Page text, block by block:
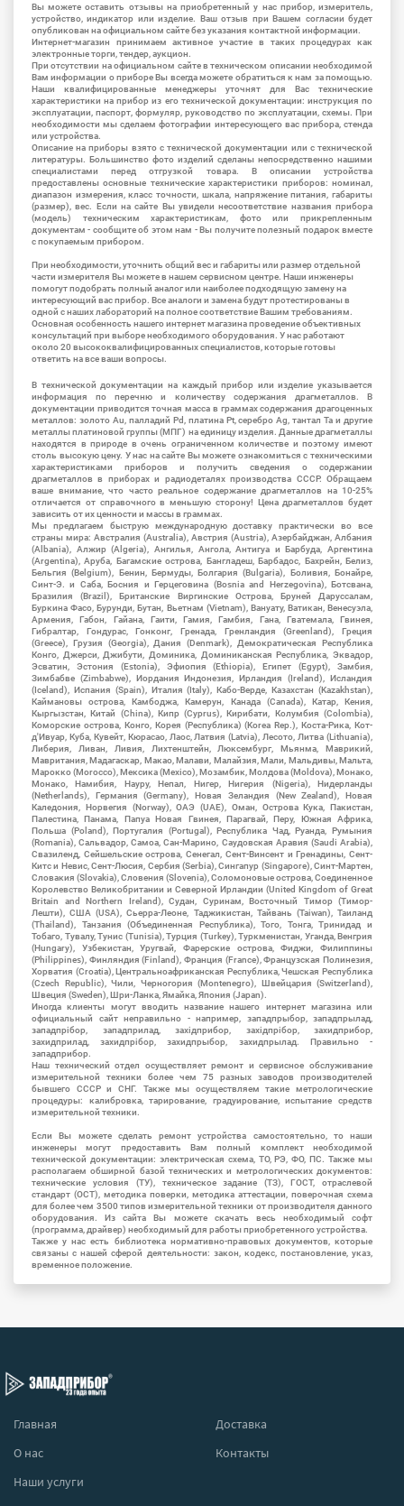
Вы можете оставить отзывы на приобретенный у нас прибор, измеритель,
устройство, индикатор или изделие. Ваш отзыв при Вашем согласии будет
опубликован на официальном сайте без указания контактной информации.
Интернет-магазин принимаем активное участие в таких процедурах как
электронные торги, тендер, аукцион.
При отсутствии на официальном сайте в техническом описании необходимой
Вам информации о приборе Вы всегда можете обратиться к нам за помощью.
Наши квалифицированные менеджеры уточнят для Вас технические
характеристики на прибор из его технической документации: инструкция по
эксплуатации, паспорт, формуляр, руководство по эксплуатации, схемы. При
необходимости мы сделаем фотографии интересующего вас прибора, стенда
или устройства.
Описание на приборы взято с технической документации или с технической
литературы. Большинство фото изделий сделаны непосредственно нашими
специалистами перед отгрузкой товара. В описании устройства
предоставлены основные технические характеристики приборов: номинал,
диапазон измерения, класс точности, шкала, напряжение питания, габариты
(размер), вес. Если на сайте Вы увидели несоответствие названия прибора
(модель) техническим характеристикам, фото или прикрепленным
документам - сообщите об этом нам - Вы получите полезный подарок вместе
с покупаемым прибором.
При необходимости, уточнить общий вес и габариты или размер отдельной
части измерителя Вы можете в нашем сервисном центре. Наши инженеры
помогут подобрать полный аналог или наиболее подходящую замену на
интересующий вас прибор. Все аналоги и замена будут протестированы в
одной с наших лабораторий на полное соответствие Вашим требованиям.
Основная особенность нашего интернет магазина проведение объективных
консультаций при выборе необходимого оборудования. У нас работают
около 20 высококвалифицированных специалистов, которые готовы
ответить на все ваши вопросы.
В технической документации на каждый прибор или изделие указывается
информация по перечню и количеству содержания драгметаллов. В
документации приводится точная масса в граммах содержания драгоценных
металлов: золото Au, палладий Pd, платина Pt, серебро Ag, тантал Ta и другие
металлы платиновой группы (МПГ) на единицу изделия. Данные драгметаллы
находятся в природе в очень ограниченном количестве и поэтому имеют
столь высокую цену. У нас на сайте Вы можете ознакомиться с техническими
характеристиками приборов и получить сведения о содержании
драгметаллов в приборах и радиодеталях производства СССР. Обращаем
ваше внимание, что часто реальное содержание драгметаллов на 10-25%
отличается от справочного в меньшую сторону! Цена драгметаллов будет
зависить от их ценности и массы в граммах.
Мы предлагаем быструю международную доставку практически во все
страны мира: Австралия (Australia), Австрия (Austria), Азербайджан, Албания
(Albania), Алжир (Algeria), Ангилья, Ангола, Антигуа и Барбуда, Аргентина
(Argentina), Аруба, Багамские острова, Бангладеш, Барбадос, Бахрейн, Белиз,
Бельгия (Belgium), Бенин, Бермуды, Болгария (Bulgaria), Боливия, Бонайре,
Синт-Э. и Саба, Босния и Герцеговина (Bosnia and Herzegovina), Ботсвана,
Бразилия (Brazil), Британские Виргинские Острова, Бруней Даруссалам,
Буркина Фасо, Бурунди, Бутан, Вьетнам (Vietnam), Вануату, Ватикан, Венесуэла,
Армения, Габон, Гайана, Гаити, Гамия, Гамбия, Гана, Гватемала, Гвинея,
Гибралтар, Гондурас, Гонконг, Гренада, Гренландия (Greenland), Греция
(Greece), Грузия (Georgia), Дания (Denmark), Демократическая Республика
Конго, Джерси, Джибути, Доминика, Доминиканская Республика, Эквадор,
Эсватин, Эстония (Estonia), Эфиопия (Ethiopia), Египет (Egypt), Замбия,
Зимбабве (Zimbabwe), Иордания Индонезия, Ирландия (Ireland), Исландия
(Iceland), Испания (Spain), Италия (Italy), Кабо-Верде, Казахстан (Kazakhstan),
Каймановы острова, Камбоджа, Камерун, Канада (Canada), Катар, Кения,
Кыргызстан, Китай (China), Кипр (Cyprus), Кирибати, Колумбия (Colombia),
Коморские острова, Конго, Корея (Республика) (Korea Rep.), Коста-Рика, Кот-
д'Ивуар, Куба, Кувейт, Кюрасао, Лаос, Латвия (Latvia), Лесото, Литва (Lithuania),
Либерия, Ливан, Ливия, Лихтенштейн, Люксембург, Мьянма, Маврикий,
Мавритания, Мадагаскар, Макао, Малави, Малайзия, Мали, Мальдивы, Мальта,
Марокко (Morocco), Мексика (Mexico), Мозамбик, Молдова (Moldova), Монако,
Монако, Намибия, Науру, Непал, Нигер, Нигерия (Nigeria), Нидерланды
(Netherlands), Германия (Germany), Новая Зеландия (New Zealand), Новая
Каледония, Норвегия (Norway), ОАЭ (UAE), Оман, Острова Кука, Пакистан,
Палестина, Панама, Папуа Новая Гвинея, Парагвай, Перу, Южная Африка,
Польша (Poland), Португалия (Portugal), Республика Чад, Руанда, Румыния
(Romania), Сальвадор, Самоа, Сан-Марино, Саудовская Аравия (Saudi Arabia),
Свазиленд, Сейшельские острова, Сенегал, Сент-Винсент и Гренадины, Сент-
Китс и Невис, Сент-Люсия, Сербия (Serbia), Сингапур (Singapore), Синт-Мартен,
Словакия (Slovakia), Словения (Slovenia), Соломоновые острова, Соединенное
Королевство Великобритании и Северной Ирландии (United Kingdom of Great
Britain and Northern Ireland), Судан, Суринам, Восточный Тимор (Тимор-
Лешти), США (USA), Сьерра-Леоне, Таджикистан, Тайвань (Taiwan), Таиланд
(Thailand), Танзания (Объединенная Республика), Того, Тонга, Тринидад и
Тобаго, Тувалу, Тунис (Tunisia), Турция (Turkey), Туркменистан, Уганда, Венгрия
(Hungary), Узбекистан, Уругвай, Фарерские острова, Фиджи, Филиппины
(Philippines), Финляндия (Finland), Франция (France), Французская Полинезия,
Хорватия (Croatia), Центральноафриканская Республика, Чешская Республика
(Czech Republic), Чили, Черногория (Montenegro), Швейцария (Switzerland),
Швеция (Sweden), Шри-Ланка, Ямайка, Япония (Japan).
Иногда клиенты могут вводить название нашего интернет магазина или
официальный сайт неправильно - например, западпрыбор, западпрылад,
западпрібор, западприлад, західприбор, західпрібор, захидприбор,
захидприлад, захидпрібор, захидпрыбор, захидпрылад. Правильно -
западприбор.
Наш технический отдел осуществляет ремонт и сервисное обслуживание
измерительной техники более чем 75 разных заводов производителей
бывшего СССР и СНГ. Также мы осуществляем такие метрологические
процедуры: калибровка, тарирование, градуирование, испытание средств
измерительной техники.
Если Вы можете сделать ремонт устройства самостоятельно, то наши
инженеры могут предоставить Вам полный комплект необходимой
технической документации: электрическая схема, ТО, РЭ, ФО, ПС. Также мы
располагаем обширной базой технических и метрологических документов:
технические условия (ТУ), техническое задание (ТЗ), ГОСТ, отраслевой
стандарт (ОСТ), методика поверки, методика аттестации, поверочная схема
для более чем 3500 типов измерительной техники от производителя данного
оборудования. Из сайта Вы можете скачать весь необходимый софт
(программа, драйвер) необходимый для работы приобретенного устройства.
Также у нас есть библиотека нормативно-правовых документов, которые
связаны с нашей сферой деятельности: закон, кодекс, постановление, указ,
временное положение.
Главная
Доставка
О нас
Контакты
Наши услуги